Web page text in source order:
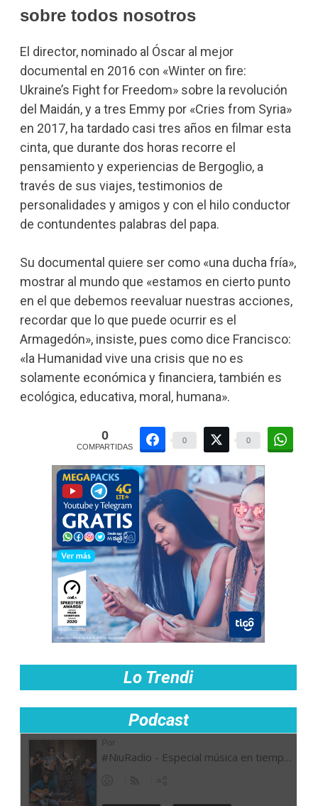
sobre todos nosotros
El director, nominado al Óscar al mejor
documental en 2016 con «Winter on fire:
Ukraine’s Fight for Freedom» sobre la revolución
del Maidán, y a tres Emmy por «Cries from Syria»
en 2017, ha tardado casi tres años en filmar esta
cinta, que durante dos horas recorre el
pensamiento y experiencias de Bergoglio, a
través de sus viajes, testimonios de
personalidades y amigos y con el hilo conductor
de contundentes palabras del papa.
Su documental quiere ser como «una ducha fría»,
mostrar al mundo que «estamos en cierto punto
en el que debemos reevaluar nuestras acciones,
recordar que lo que puede ocurrir es el
Armagedón», insiste, pues como dice Francisco:
«la Humanidad vive una crisis que no es
solamente económica y financiera, también es
ecológica, educativa, moral, humana».
0
COMPARTIDAS
0 0
Lo Trendi
Podcast